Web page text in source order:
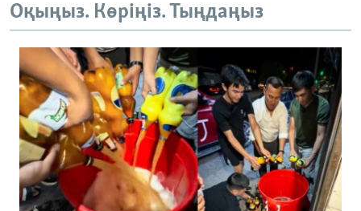
Оқыңыз. Көріңіз. Тыңдаңыз